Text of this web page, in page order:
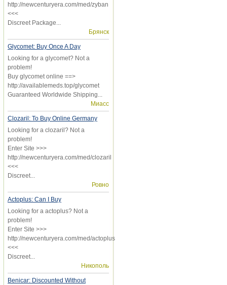
http://newcenturyera.com/med/zyban
<<<
Discreet Package...
Брянск
Glycomet: Buy Once A Day
Looking for a glycomet? Not a
problem!
Buy glycomet online ==>
http://availablemeds.top/glycomet
Guaranteed Worldwide Shipping...
Миасс
Clozaril: To Buy Online Germany
Looking for a clozaril? Not a
problem!
Enter Site >>>
http://newcenturyera.com/med/clozaril
<<<
Discreet...
Ровно
Actoplus: Can I Buy
Looking for a actoplus? Not a
problem!
Enter Site >>>
http://newcenturyera.com/med/actoplus
<<<
Discreet...
Никополь
Benicar: Discounted Without